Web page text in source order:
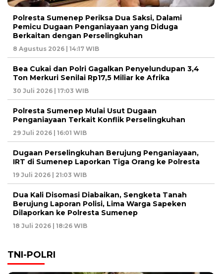
Polresta Sumenep Periksa Dua Saksi, Dalami
Pemicu Dugaan Penganiayaan yang Diduga
Berkaitan dengan Perselingkuhan
8 Agustus 2026 | 14:17 WIB
Bea Cukai dan Polri Gagalkan Penyelundupan 3,4
Ton Merkuri Senilai Rp17,5 Miliar ke Afrika
30 Juli 2026 | 17:03 WIB
Polresta Sumenep Mulai Usut Dugaan
Penganiayaan Terkait Konflik Perselingkuhan
29 Juli 2026 | 16:01 WIB
Dugaan Perselingkuhan Berujung Penganiayaan,
IRT di Sumenep Laporkan Tiga Orang ke Polresta
19 Juli 2026 | 21:03 WIB
Dua Kali Disomasi Diabaikan, Sengketa Tanah
Berujung Laporan Polisi, Lima Warga Sapeken
Dilaporkan ke Polresta Sumenep
18 Juli 2026 | 18:26 WIB
TNI-POLRI